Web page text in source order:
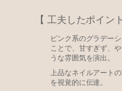
【 工夫したポイン
ピンク系のグラデー
ことで、甘すぎず、
うな雰囲気を演出。
上品なネイルアート
を視覚的に伝達。